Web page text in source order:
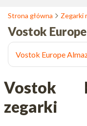
Strona główna Zegarki
Vostok Europe
Vostok Europe
Vostok
zegarki